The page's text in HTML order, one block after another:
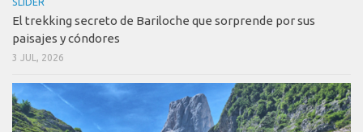
SLIDER
El trekking secreto de Bariloche que sorprende por sus
paisajes y cóndores
3 JUL, 2026